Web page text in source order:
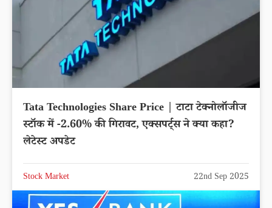
Tata Technologies Share Price | टाटा टेक्नोलॉजीज
स्टॉक में -2.60% की गिरावट, एक्सपर्ट्स ने क्या कहा?
लेटेस्ट अपडेट
Stock Market 22nd Sep 2025